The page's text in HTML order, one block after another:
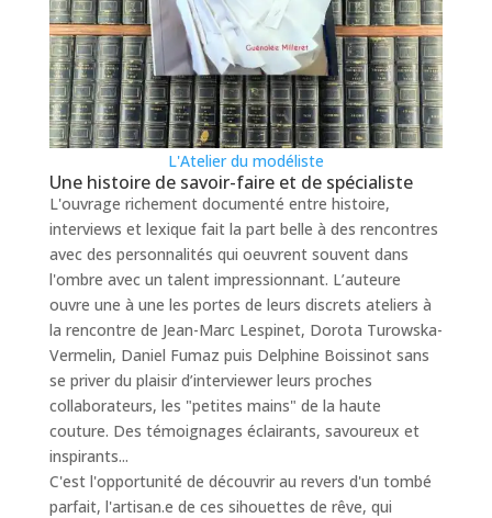
L'Atelier du modéliste
Une histoire de savoir-faire et de spécialiste
L'ouvrage richement documenté entre histoire,
interviews et lexique fait la part belle à des rencontres
avec des personnalités qui oeuvrent souvent dans
l'ombre avec un talent impressionnant. L’auteure
ouvre une à une les portes de leurs discrets ateliers à
la rencontre de Jean-Marc Lespinet, Dorota Turowska-
Vermelin, Daniel Fumaz puis Delphine Boissinot sans
se priver du plaisir d’interviewer leurs proches
collaborateurs, les "petites mains" de la haute
couture. Des témoignages éclairants, savoureux et
inspirants...
C'est l'opportunité de découvrir au revers d'un tombé
parfait, l'artisan.e de ces sihouettes de rêve, qui